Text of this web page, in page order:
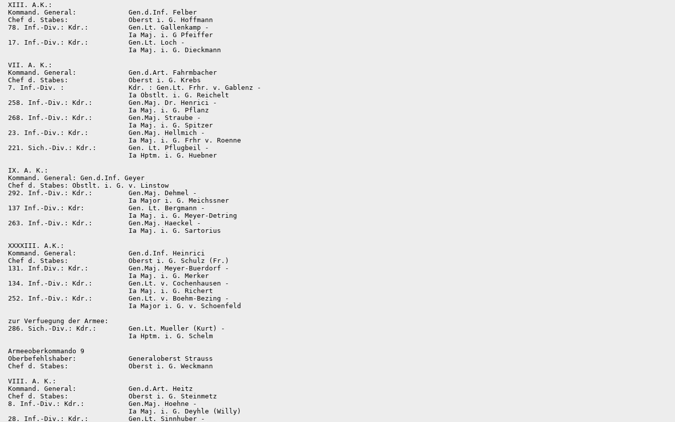
XIII. A.K.:
Kommand. General:             Gen.d.Inf. Felber
Chef d. Stabes:               Oberst i. G. Hoffmann
78. Inf.-Div.: Kdr.:          Gen.Lt. Gallenkamp -
                               Ia Maj. i. G Pfeiffer
17. Inf.-Div.: Kdr.:          Gen.Lt. Loch -
                               Ia Maj. i. G. Dieckmann
VII. A. K.:
Kommand. General:             Gen.d.Art. Fahrmbacher
Chef d. Stabes:               Oberst i. G. Krebs
7. Inf.-Div. :                Kdr. : Gen.Lt. Frhr. v. Gablenz -
                               Ia Obstlt. i. G. Reichelt
258. Inf.-Div.: Kdr.:         Gen.Maj. Dr. Henrici -
                               Ia Maj. i. G. Pflanz
268. Inf.-Div.: Kdr.:         Gen.Maj. Straube -
                               Ia Maj. i. G. Spitzer
23. Inf.-Div.: Kdr.:          Gen.Maj. Hellmich -
                               Ia Maj. i. G. Frhr v. Roenne
221. Sich.-Div.: Kdr.:        Gen. Lt. Pflugbeil -
                               Ia Hptm. i. G. Huebner
IX. A. K.:
Kommand. General: Gen.d.Inf. Geyer
Chef d. Stabes: Obstlt. i. G. v. Linstow
292. Inf.-Div.: Kdr.:         Gen.Maj. Dehmel -
                               Ia Major i. G. Meichssner
137 Inf.-Div.: Kdr:           Gen. Lt. Bergmann -
                               Ia Maj. i. G. Meyer-Detring
263. Inf.-Div.: Kdr.:         Gen.Maj. Haeckel -
                               Ia Maj. i. G. Sartorius
XXXXIII. A.K.:
Kommand. General:             Gen.d.Inf. Heinrici
Chef d. Stabes:               Oberst i. G. Schulz (Fr.)
131. Inf.Div.: Kdr.:          Gen.Maj. Meyer-Buerdorf -
                               Ia Maj. i. G. Merker
134. Inf.-Div.: Kdr.:         Gen.Lt. v. Cochenhausen -
                               Ia Maj. i. G. Richert
252. Inf.-Div.: Kdr.:         Gen.Lt. v. Boehm-Bezing -
                               Ia Major i. G. v. Schoenfeld
zur Verfuegung der Armee:
286. Sich.-Div.: Kdr.:        Gen.Lt. Mueller (Kurt) -
                               Ia Hptm. i. G. Schelm
Armeeoberkommando 9
Oberbefehlshaber:             Generaloberst Strauss
Chef d. Stabes:               Oberst i. G. Weckmann
VIII. А. K.:
Kommand. General:             Gen.d.Art. Heitz
Chef d. Stabes:               Oberst i. G. Steinmetz
8. Inf.-Div.: Kdr.:           Gen.Maj. Hoehne -
                               Ia Maj. i. G. Deyhle (Willy)
28. Inf.-Div.: Kdr.:          Gen.Lt. Sinnhuber -